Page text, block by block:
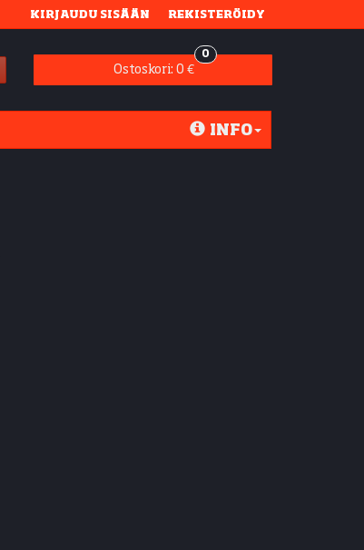
KIRJAUDU SISÄÄN REKISTERÖIDY
Ostoskori: 0 €
0
INFO